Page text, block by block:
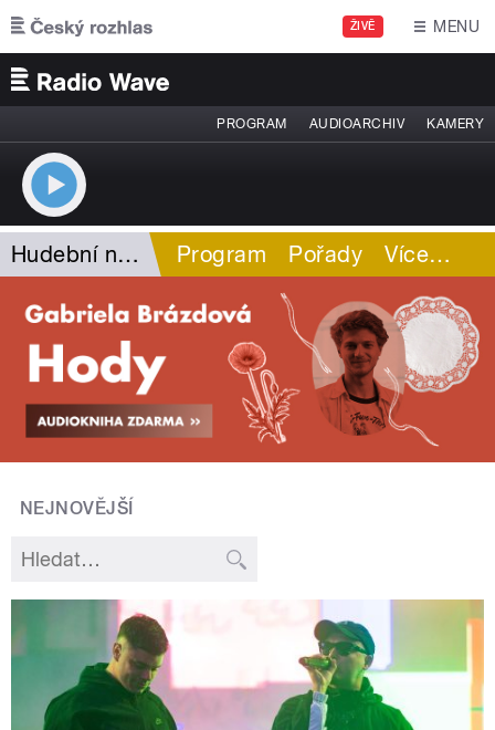
Přejít k hlavnímu obsahu
ŽIVĚ MENU
PROGRAM AUDIOARCHIV KAMERY
Hudební novinky Program Pořady Více…
NEJNOVĚJŠÍ